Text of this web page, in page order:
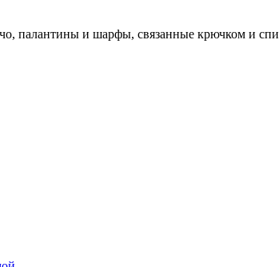
палантины и шарфы, связанные крючком и